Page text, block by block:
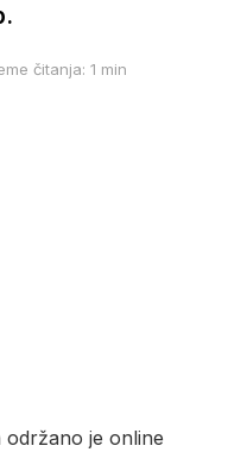
čitanja: 1 min
održano je online